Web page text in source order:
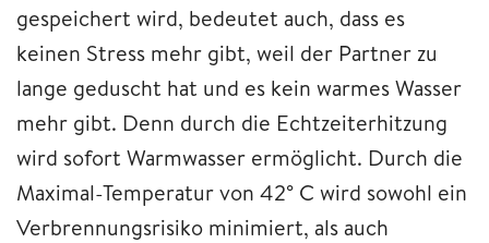
gespeichert wird, bedeutet auch, dass es
keinen Stress mehr gibt, weil der Partner zu
lange geduscht hat und es kein warmes Wasser
mehr gibt. Denn durch die Echtzeiterhitzung
wird sofort Warmwasser ermöglicht. Durch die
Maximal-Temperatur von 42° C wird sowohl ein
Verbrennungsrisiko minimiert, als auch